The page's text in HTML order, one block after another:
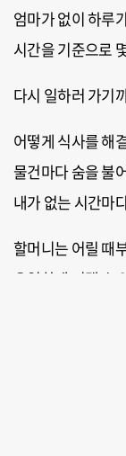
엄마가 없이 하루
시간을 기준으로
다시 일하러 가기
어떻게 식사를 해
물건마다 숨을 불
내가 없는 시간마
할머니는 어릴 때
유일하게 기댈 수